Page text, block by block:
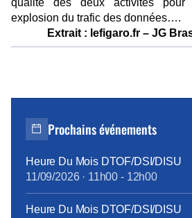
qualité des deux activités
explosion du trafic des données….
Extrait : lefigaro.fr – JG
Prochains événements
Heure Du Mois DTOF/DSI/DISU
11/09/2026· 11h00 - 12h00
Heure Du Mois DTOF/DSI/DISU